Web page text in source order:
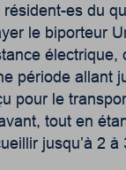
es du
le biporteur
électrique,
période allant
pour le
tout en
jusqu’à 2 à